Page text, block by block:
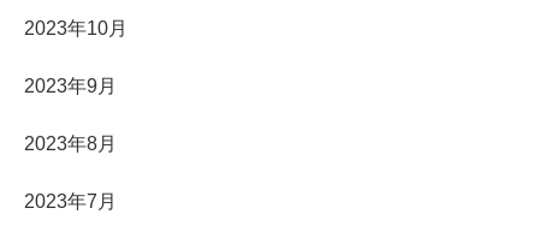
2023年10月
2023年9月
2023年8月
2023年7月